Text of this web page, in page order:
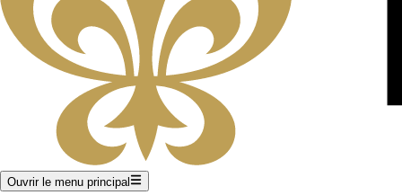
Ouvrir le menu principal